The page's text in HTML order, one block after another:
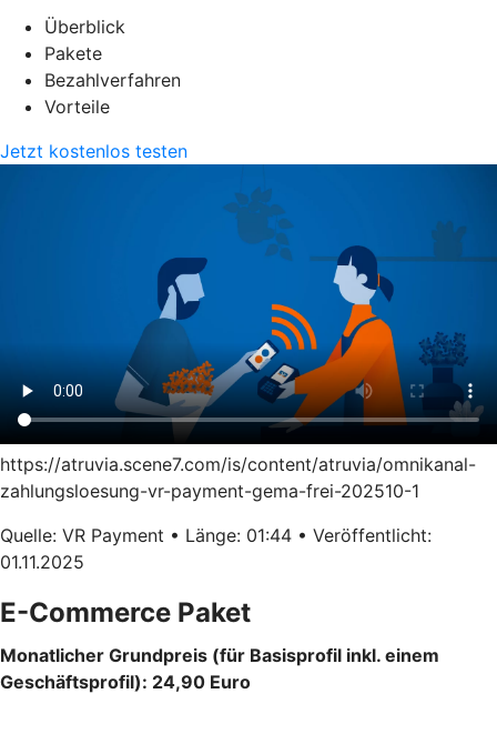
Überblick
Pakete
Bezahlverfahren
Vorteile
Jetzt kostenlos testen
https://atruvia.scene7.com/is/content/atruvia/omnikanal-
zahlungsloesung-vr-payment-gema-frei-202510-1
Quelle: VR Payment • Länge: 01:44 • Veröffentlicht:
01.11.2025
E-Commerce Paket
Monatlicher Grundpreis (für Basisprofil inkl. einem
Geschäftsprofil): 24,90 Euro